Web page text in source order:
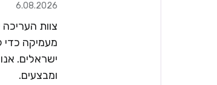
6.08.2026
מעמיקה כדי
ישראלים.
ומבצעים.